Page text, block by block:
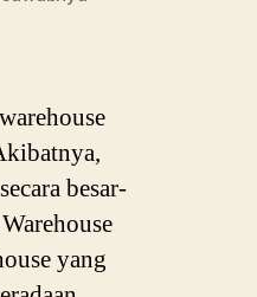
besar-
yang